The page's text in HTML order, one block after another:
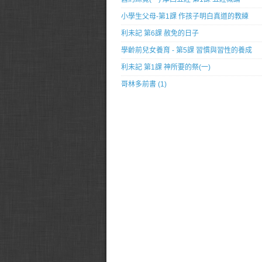
小學生父母-第1課 作孩子明白真道的教練
利未記 第6課 赦免的日子
學齡前兒女養育 - 第5課 習慣與習性的養成
利未記 第1課 神所要的祭(一)
哥林多前書 (1)